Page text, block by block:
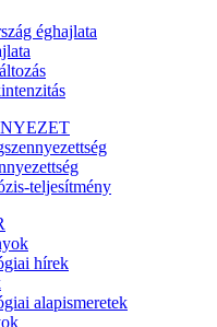
éghajlata
teljesítmény
hírek
alapismeretek